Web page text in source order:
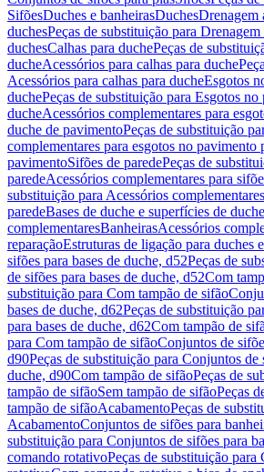
SifõesDuches e banheirasDuchesDrenagem
duchesPeças de substituição para Drenagem
duchesCalhas para duchePeças de
ducheAcessórios para calhas para duche
Acessórios para calhas para ducheEsgotos
duchePeças de substituição para Esgotos no
ducheAcessórios complementares para
duche de pavimentoPeças de substituição
complementares para esgotos no pavimento
pavimentoSifões de paredePeças de
paredeAcessórios complementares para
substituição para Acessórios
paredeBases de duche e superfícies de duche
complementaresBanheirasAcessórios
reparaçãoEstruturas de ligação para duches
sifões para bases de duche, d52Peças de
de sifões para bases de duche, d52Com
substituição para Com tampão de sifão
bases de duche, d62Peças de substituição
para bases de duche, d62Com tampão de
para Com tampão de sifãoConjuntos de
d90Peças de substituição para Conjuntos de
duche, d90Com tampão de sifãoPeças de
tampão de sifãoSem tampão de sifãoPeças
tampão de sifãoAcabamentoPeças de
AcabamentoConjuntos de sifões para
substituição para Conjuntos de sifões para
comando rotativoPeças de substituição para